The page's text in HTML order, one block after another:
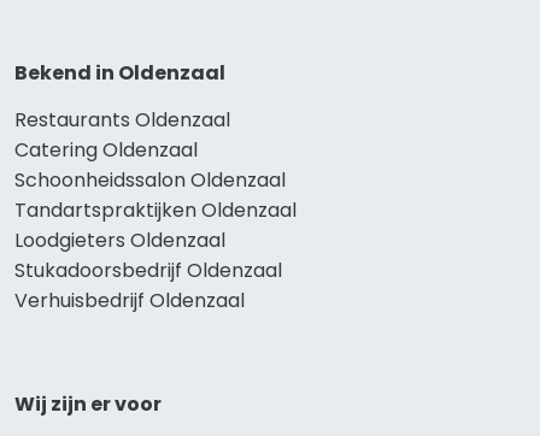
Bekend in Oldenzaal
Restaurants Oldenzaal
Catering Oldenzaal
Schoonheidssalon Oldenzaal
Tandartspraktijken Oldenzaal
Loodgieters Oldenzaal
Stukadoorsbedrijf Oldenzaal
Verhuisbedrijf Oldenzaal
Wij zijn er voor